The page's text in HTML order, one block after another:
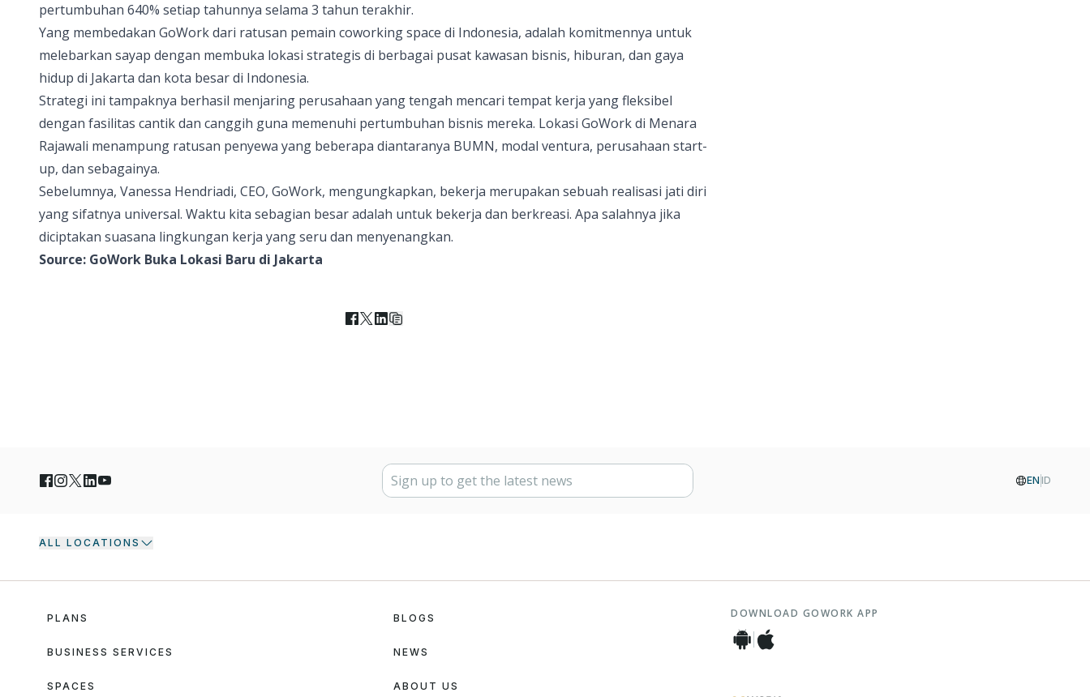
pertumbuhan 640% setiap tahunnya selama 3 tahun terakhir.
Yang membedakan GoWork dari ratusan pemain coworking space di Indonesia, adalah komitmennya untuk
melebarkan sayap dengan membuka lokasi strategis di berbagai pusat kawasan bisnis, hiburan, dan gaya
hidup di Jakarta dan kota besar di Indonesia.
Strategi ini tampaknya berhasil menjaring perusahaan yang tengah mencari tempat kerja yang fleksibel
dengan fasilitas cantik dan canggih guna memenuhi pertumbuhan bisnis mereka. Lokasi GoWork di Menara
Rajawali menampung ratusan penyewa yang beberapa diantaranya BUMN, modal ventura, perusahaan start-
up, dan sebagainya.
Sebelumnya, Vanessa Hendriadi, CEO, GoWork, mengungkapkan, bekerja merupakan sebuah realisasi jati diri
yang sifatnya universal. Waktu kita sebagian besar adalah untuk bekerja dan berkreasi. Apa salahnya jika
diciptakan suasana lingkungan kerja yang seru dan menyenangkan.
Source: GoWork Buka Lokasi Baru di Jakarta
EN ID
ALL LOCATIONS
PLANS
BUSINESS SERVICES
SPACES
BLOGS
NEWS
ABOUT US
DOWNLOAD GOWORK APP